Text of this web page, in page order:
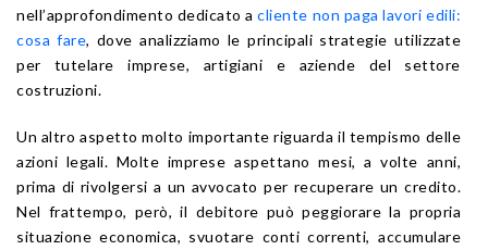
nell’approfondimento dedicato acliente non paga lavori edili:
cosa fare, dove analizziamo le principali strategie utilizzate
per tutelare imprese, artigiani e aziende del settore
costruzioni.
Un altro aspetto molto importante riguarda il tempismo delle
azioni legali. Molte imprese aspettano mesi, a volte anni,
prima di rivolgersi a un avvocato per recuperare un credito.
Nel frattempo, però, il debitore può peggiorare la propria
situazione economica, svuotare conti correnti, accumulare